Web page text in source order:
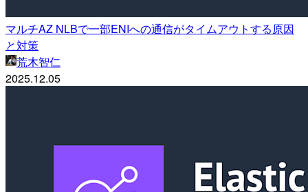
マルチAZ NLBで一部ENIへの通信がタイムアウトする原因
と対策
荒木智仁
2025.12.05